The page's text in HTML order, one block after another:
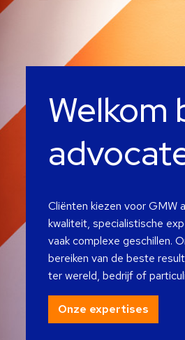
Welkom
Cliënten kiezen voor GMW
kwaliteit, specialistische
vaak complexe geschillen.
bereiken van de beste
ter wereld, bedrijf of
Onze expertises